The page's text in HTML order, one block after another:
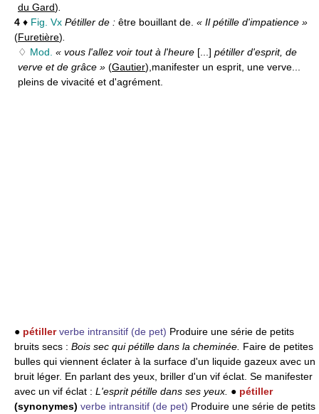
du Gard)
4 ♦ Fig. Vx Pétiller de : être bouillant de. « Il pétille d'impatience »
(Furetière)
♢ Mod. « vous l'allez voir tout à l'heure [...] pétiller d'esprit, de
verve et de grâce » (Gautier), manifester un esprit, une verve...
pleins de vivacité et d'agrément.
● pétiller verbe intransitif (de pet) Produire une série de petits
bruits secs : Bois sec qui pétille dans la cheminée. Faire de petites
bulles qui viennent éclater à la surface d'un liquide gazeux avec un
bruit léger. En parlant des yeux, briller d'un vif éclat. Se manifester
avec un vif éclat : L'esprit pétille dans ses yeux. ● pétiller
(synonymes) verbe intransitif (de pet) Produire une série de petits